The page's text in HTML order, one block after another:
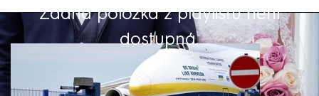
Žádná položka z playlistu není
dostupná.
Výběr redakce